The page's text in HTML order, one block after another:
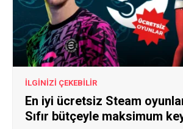
İLGİNİZİ ÇEKEBİLİR
En iyi ücretsiz Steam
Sıfır bütçeyle maksimum